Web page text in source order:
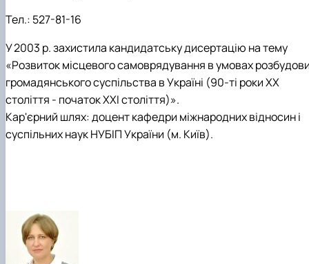
Тел.: 527-81-16
У 2003 р. захистила кандидатську дисертацію на тему
«Розвиток місцевого самоврядування в умовах
громадянського суспільства в Україні (90-ті роки ХХ
століття - початок XXI століття)».
Кар'єрний шлях: доцент кафедри міжнародних відносин і
суспільних наук НУБІП України (м. Київ).